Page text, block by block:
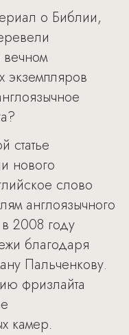
о Библии,
вечном
экземпляров
статье
нового
слово
англоязычного
2008 году
благодаря
Пальченкову.
фризлайта
камер.